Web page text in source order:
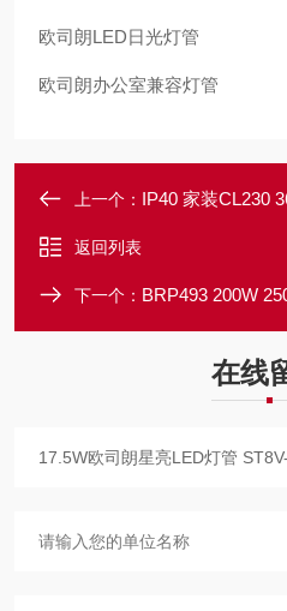
欧司朗LED日光灯管
欧司朗办公室兼容灯管
上一个： IP40 家装CL230 36W
返回列表
下一个： BRP493 200W 250W
在线